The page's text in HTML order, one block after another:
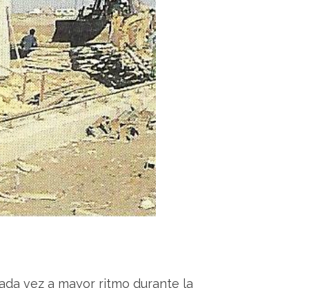
vez a mayor ritmo durante la